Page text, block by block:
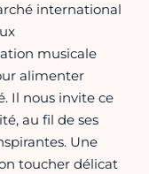
international
musicale
alimenter
Il nous invite ce
au fil de ses
Une
toucher délicat